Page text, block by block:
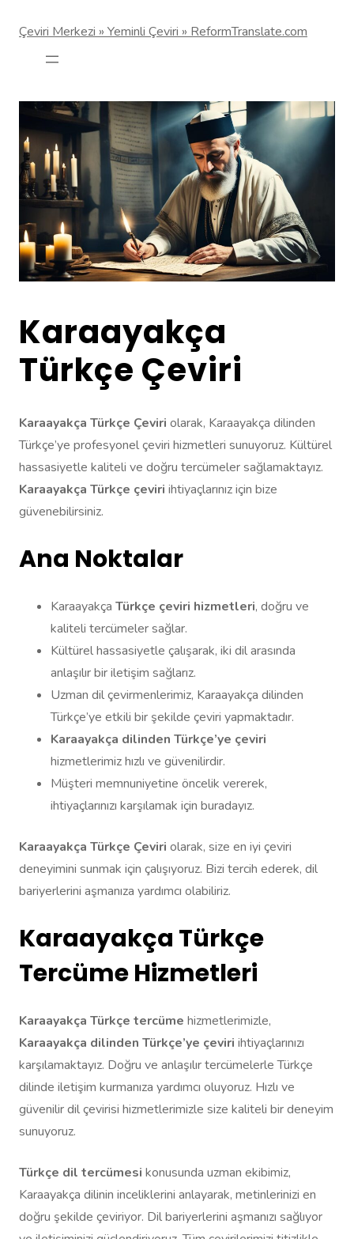
Çeviri Merkezi » Yeminli Çeviri » ReformTranslate.com
Karaayakça
Türkçe Çeviri
Karaayakça Türkçe Çeviri olarak, Karaayakça dilinden
Türkçe’ye profesyonel çeviri hizmetleri sunuyoruz. Kültürel
hassasiyetle kaliteli ve doğru tercümeler sağlamaktayız.
Karaayakça Türkçe çeviri ihtiyaçlarınız için bize
güvenebilirsiniz.
Ana Noktalar
Karaayakça Türkçe çeviri hizmetleri, doğru ve
kaliteli tercümeler sağlar.
Kültürel hassasiyetle çalışarak, iki dil arasında
anlaşılır bir iletişim sağlarız.
Uzman dil çevirmenlerimiz, Karaayakça dilinden
Türkçe’ye etkili bir şekilde çeviri yapmaktadır.
Karaayakça dilinden Türkçe’ye çeviri
hizmetlerimiz hızlı ve güvenilirdir.
Müşteri memnuniyetine öncelik vererek,
ihtiyaçlarınızı karşılamak için buradayız.
Karaayakça Türkçe Çeviri olarak, size en iyi çeviri
deneyimini sunmak için çalışıyoruz. Bizi tercih ederek, dil
bariyerlerini aşmanıza yardımcı olabiliriz.
Karaayakça Türkçe
Tercüme Hizmetleri
Karaayakça Türkçe tercüme hizmetlerimizle,
Karaayakça dilinden Türkçe’ye çeviri ihtiyaçlarınızı
karşılamaktayız. Doğru ve anlaşılır tercümelerle Türkçe
dilinde iletişim kurmanıza yardımcı oluyoruz. Hızlı ve
güvenilir dil çevirisi hizmetlerimizle size kaliteli bir deneyim
sunuyoruz.
Türkçe dil tercümesi konusunda uzman ekibimiz,
Karaayakça dilinin inceliklerini anlayarak, metinlerinizi en
doğru şekilde çeviriyor. Dil bariyerlerini aşmanızı sağlıyor